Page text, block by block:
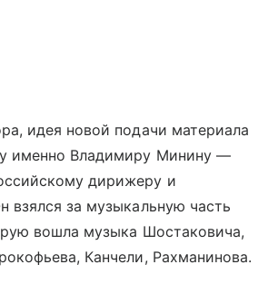
идея новой подачи материала
именно Владимиру Минину —
дирижеру и
взялся за музыкальную часть
вошла музыка Шостаковича,
Канчели, Рахманинова.